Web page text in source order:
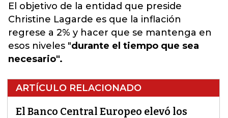
El objetivo de la entidad que preside
Christine Lagarde es que la inflación
regrese a 2% y hacer que se mantenga en
esos niveles "durante el tiempo que sea
necesario".
ARTÍCULO RELACIONADO
El Banco Central Europeo elevó los